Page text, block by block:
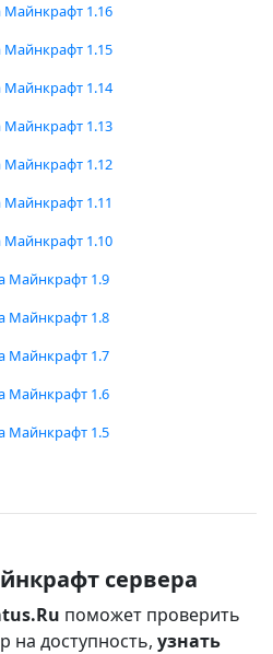
Майнкрафт 1.16
Майнкрафт 1.15
Майнкрафт 1.14
Майнкрафт 1.13
Майнкрафт 1.12
Майнкрафт 1.11
Майнкрафт 1.10
Майнкрафт 1.9
Майнкрафт 1.8
Майнкрафт 1.7
Майнкрафт 1.6
Майнкрафт 1.5
сервера
поможет проверить
на доступность, узнать